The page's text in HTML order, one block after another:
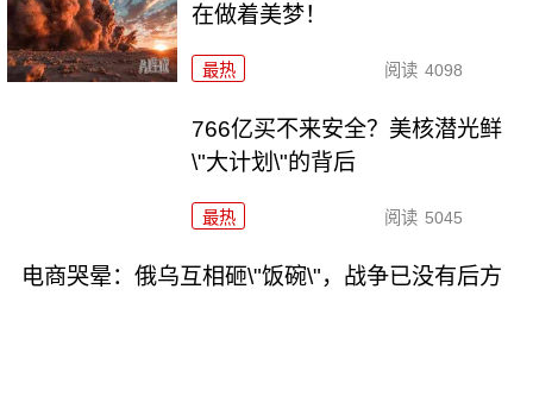
在做着美梦！
最热 阅读 4098
766亿买不来安全？美核潜光鲜
\"大计划\"的背后
最热 阅读 5045
电商哭晕：俄乌互相砸\"饭碗\"，战争已没有后方